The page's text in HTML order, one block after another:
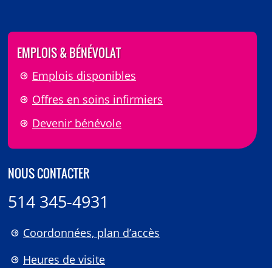
EMPLOIS & BÉNÉVOLAT
Emplois disponibles
Offres en soins infirmiers
Devenir bénévole
NOUS CONTACTER
514 345-4931
Coordonnées, plan d’accès
Heures de visite